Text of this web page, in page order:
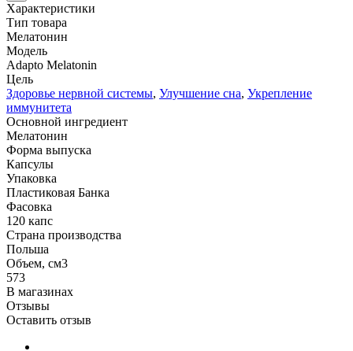
Характеристики
Тип товара
Мелатонин
Модель
Adapto Melatonin
Цель
Здоровье нервной системы, Улучшение сна, Укрепление
иммунитета
Основной ингредиент
Мелатонин
Форма выпуска
Капсулы
Упаковка
Пластиковая Банка
Фасовка
120 капс
Страна производства
Польша
Объем, см3
573
В магазинах
Отзывы
Оставить отзыв